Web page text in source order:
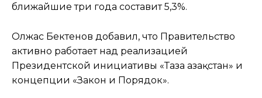
ближайшие три года составит 5,3%.
Олжас Бектенов добавил, что Правительство
активно работает над реализацией
Президентской инициативы «Таза Қазақстан» и
концепции «Закон и Порядок».